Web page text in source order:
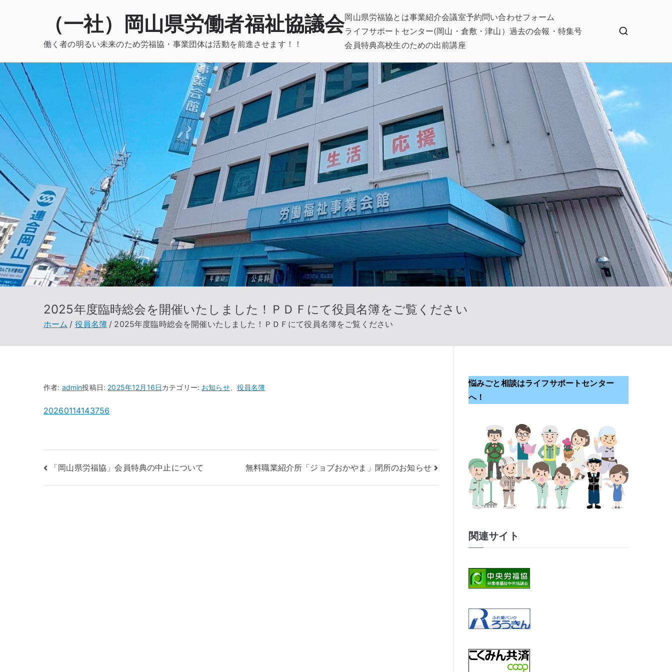
キ
（一社）岡山県労働者福祉協議会
働く者の明るい未来のため労福協・事業団体は活動を前進させます！！
岡山県労福協とは事業紹介会議室予約問い合わせフォーム
ライフサポートセンター(岡山・倉敷・津山） 過去の会報・特集号
会員特典高校生のための出前講座
2025年度臨時総会を開催いたしました！ＰＤＦにて役員名簿をご覧ください
ホーム 役員名簿 2025年度臨時総会を開催いたしました！ＰＤＦにて役員名簿をご覧ください
作者: admin投稿日: 2025年12月16日カテゴリー: お知らせ、 役員名簿
20260114143756
投
稿
「岡山県労福協」会員特典の中止について 無料職業紹介所「ジョブおかやま」閉所のお知らせ
悩みごと相談はライフサポートセンター
へ！
関連サイト